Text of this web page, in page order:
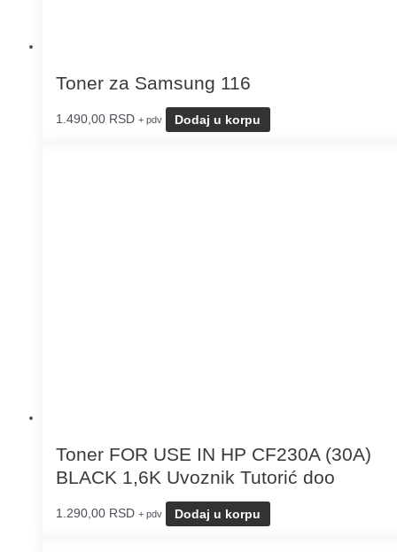
Toner za Samsung 116
1.490,00 RSD + pdv Dodaj u korpu
Toner FOR USE IN HP CF230A (30A)
BLACK 1,6K Uvoznik Tutorić doo
1.290,00 RSD + pdv Dodaj u korpu